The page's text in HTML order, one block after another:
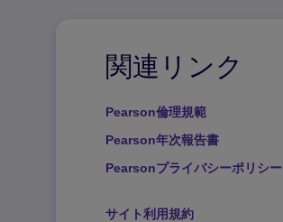
関連リンク
Pearson倫理規範
Pearson年次報告書
Pearsonプライバシーポリシー
サイト利用規約